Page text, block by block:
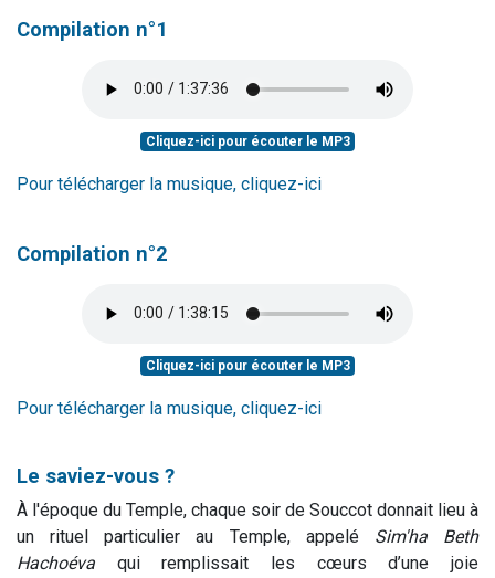
Compilation n°1
Cliquez-ici pour écouter le MP3
Pour télécharger la musique, cliquez-ici
Compilation n°2
Cliquez-ici pour écouter le MP3
Pour télécharger la musique, cliquez-ici
Le saviez-vous ?
À l'époque du Temple, chaque soir de Souccot donnait lieu à
un rituel particulier au Temple, appelé Sim'ha Beth
Hachoéva qui remplissait les cœurs d’une joie